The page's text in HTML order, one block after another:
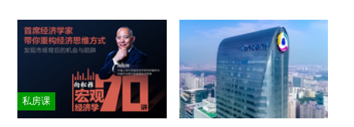
私房课